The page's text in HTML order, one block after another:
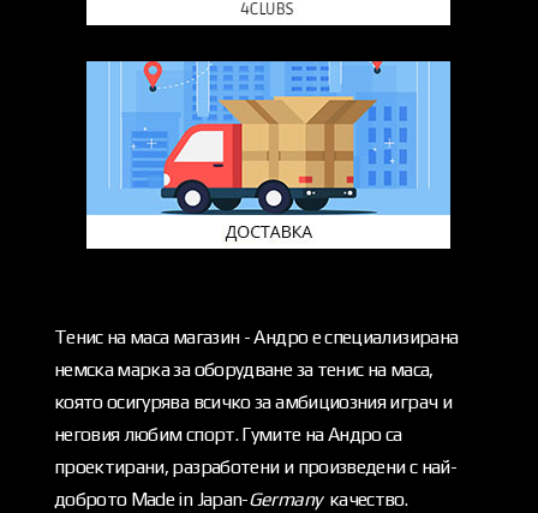
Тенис на маса магазин - Андро е специализирана
немска марка за оборудване за тенис на маса,
която осигурява всичко за амбициозния играч и
неговия любим спорт. Гумите на Андро са
проектирани, разработени и произведени с най-
доброто Made in Japan-Germanyкачество.